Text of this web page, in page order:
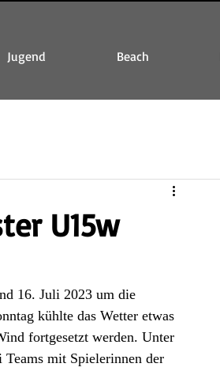
Jugend Beach
U15w
16. Juli 2023 um die
kühlte das Wetter etwas
fortgesetzt werden. Unter
Teams mit Spielerinnen der